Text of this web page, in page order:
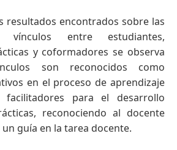
resultados encontrados sobre las
vínculos entre estudiantes,
y coformadores se observa
son reconocidos como
en el proceso de aprendizaje
para el desarrollo
reconociendo al docente
guía en la tarea docente.